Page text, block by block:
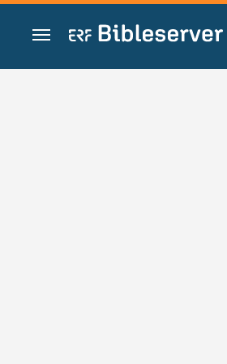
Zum Inhalt springen